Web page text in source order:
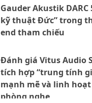
Gauder Akustik DARC
kỹ thuật Đức” trong
end tham chiếu
Đánh giá Vitus Audio
tích hợp “trung tính
mạnh mẽ và linh
phòng nghe